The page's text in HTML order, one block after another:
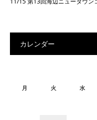
カレンダー
月
火 水